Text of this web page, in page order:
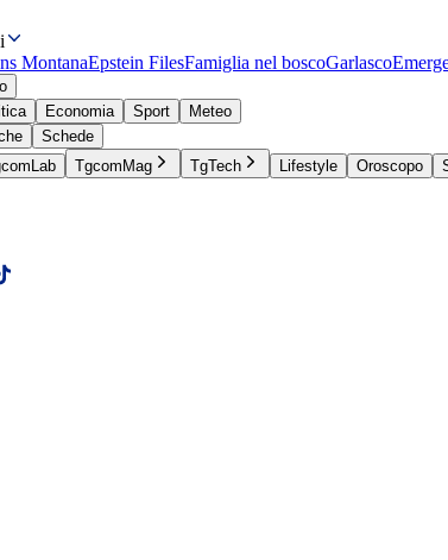
MontanaEpstein FilesFamiglia nel boscoGarlasco
Economia Sport
Meteo
Schede
TgcomMag TgTech Lifestyle Oroscopo